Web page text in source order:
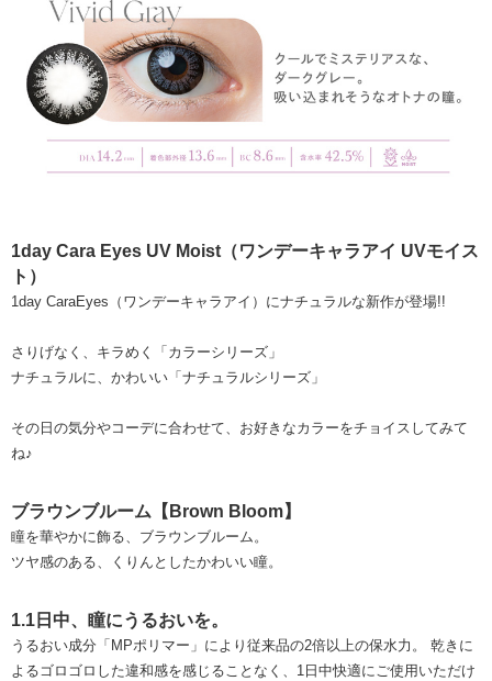
1day Cara Eyes UV Moist（ワンデーキャラアイ UVモイス
ト）
1day CaraEyes（ワンデーキャラアイ）にナチュラルな新作が登場!!
さりげなく、キラめく「カラーシリーズ」
ナチュラルに、かわいい「ナチュラルシリーズ」
その日の気分やコーデに合わせて、お好きなカラーをチョイスしてみて
ね♪
ブラウンブルーム【Brown Bloom】
瞳を華やかに飾る、ブラウンブルーム。
ツヤ感のある、くりんとしたかわいい瞳。
1.1日中、瞳にうるおいを。
うるおい成分「MPポリマー」により従来品の2倍以上の保水力。 乾きに
よるゴロゴロした違和感を感じることなく、1日中快適にご使用いただけ